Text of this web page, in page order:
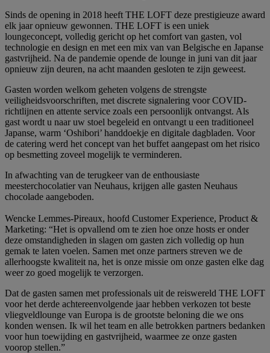
Sinds de opening in 2018 heeft THE LOFT deze prestigieuze award
elk jaar opnieuw gewonnen. THE LOFT is een uniek
loungeconcept, volledig gericht op het comfort van gasten, vol
technologie en design en met een mix van van Belgische en Japanse
gastvrijheid. Na de pandemie opende de lounge in juni van dit jaar
opnieuw zijn deuren, na acht maanden gesloten te zijn geweest.
Gasten worden welkom geheten volgens de strengste
veiligheidsvoorschriften, met discrete signalering voor COVID-
richtlijnen en attente service zoals een persoonlijk ontvangst. Als
gast wordt u naar uw stoel begeleid en ontvangt u een traditioneel
Japanse, warm ‘Oshibori’ handdoekje en digitale dagbladen. Voor
de catering werd het concept van het buffet aangepast om het risico
op besmetting zoveel mogelijk te verminderen.
In afwachting van de terugkeer van de enthousiaste
meesterchocolatier van Neuhaus, krijgen alle gasten Neuhaus
chocolade aangeboden.
Wencke Lemmes-Pireaux, hoofd Customer Experience, Product &
Marketing: “Het is opvallend om te zien hoe onze hosts er onder
deze omstandigheden in slagen om gasten zich volledig op hun
gemak te laten voelen. Samen met onze partners streven we de
allerhoogste kwaliteit na, het is onze missie om onze gasten elke dag
weer zo goed mogelijk te verzorgen.
Dat de gasten samen met professionals uit de reiswereld THE LOFT
voor het derde achtereenvolgende jaar hebben verkozen tot beste
vliegveldlounge van Europa is de grootste beloning die we ons
konden wensen. Ik wil het team en alle betrokken partners bedanken
voor hun toewijding en gastvrijheid, waarmee ze onze gasten
voorop stellen.”